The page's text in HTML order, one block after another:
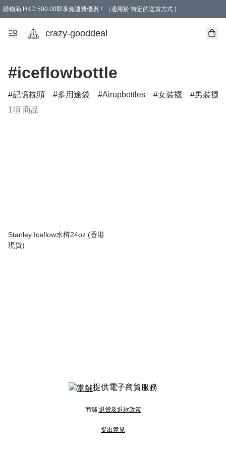
購物滿 HKD 500.00即享免運費優惠！（適用於 特定的送貨方式 )
成為會員可享免費禮品
crazy-gooddeal
#iceflowbottle
記憶枕頭 多用途袋 Airupbottles 女裝襪
男裝襪
1項 商品
Stanley Iceflow水樽24oz (香港
現貨)
提供電子商貿服務
商舖 退貨及退款政策
提出意見